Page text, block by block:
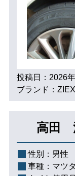
投稿日：2026
ブランド：
高田
性別： 男性
車種： マツ